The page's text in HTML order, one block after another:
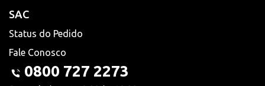
SAC
Status do Pedido
Fale Conosco
0800 727 2273